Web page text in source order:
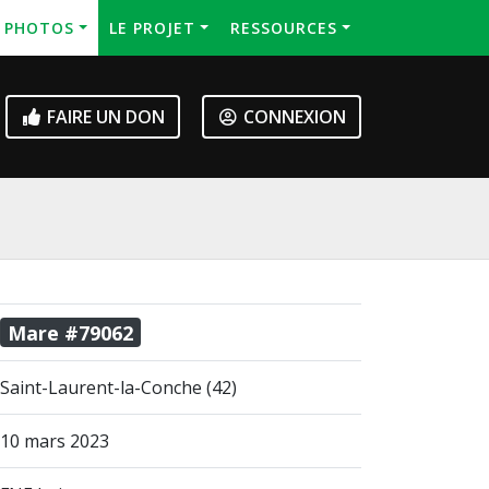
PHOTOS LE PROJET RESSOURCES
FAIRE UN DON CONNEXION
Mare #79062
Saint-Laurent-la-Conche (42)
10 mars 2023